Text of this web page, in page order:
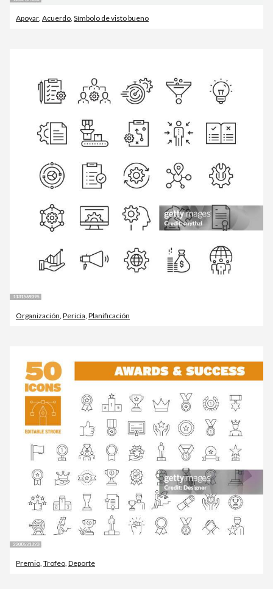
Apoyar Acuerdo Símbolo de visto bueno
Organización Pericia Planificación
Premio, Trofeo, Deporte